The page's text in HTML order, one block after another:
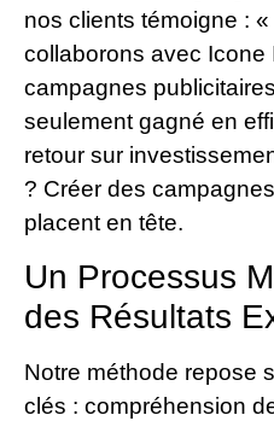
nos clients témoigne :
collaborons avec Icone
campagnes
seulement gagné en
retour sur
? Créer des
placent en tête.
Un Processus
des Résultats
Notre méthode repose
clés : compréhension